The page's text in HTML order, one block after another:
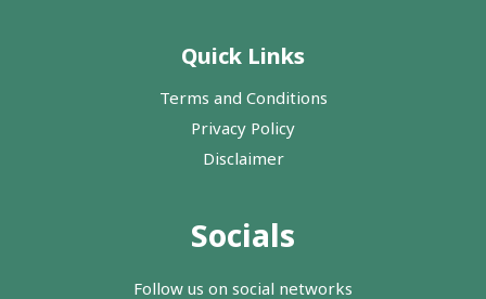
Quick Links
Terms and Conditions
Privacy Policy
Disclaimer
Socials
Follow us on social networks